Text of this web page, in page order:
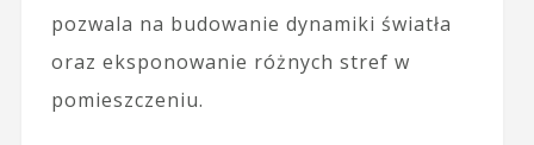
pozwala na budowanie dynamiki światła
oraz eksponowanie różnych stref w
pomieszczeniu.